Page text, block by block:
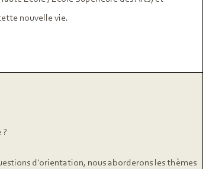
nouvelle vie.
?
d'orientation, nous aborderons les thèmes